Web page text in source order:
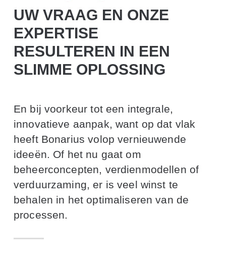
UW VRAAG EN ONZE
EXPERTISE
RESULTEREN IN EEN
SLIMME OPLOSSING
En bij voorkeur tot een integrale,
innovatieve aanpak, want op dat vlak
heeft Bonarius volop vernieuwende
ideeën. Of het nu gaat om
beheerconcepten, verdienmodellen of
verduurzaming, er is veel winst te
behalen in het optimaliseren van de
processen.